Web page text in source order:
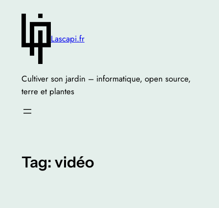
Lascapi.fr
Cultiver son jardin – informatique, open source,
terre et plantes
Tag: vidéo